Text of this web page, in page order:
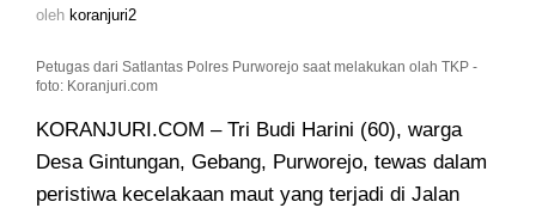
oleh koranjuri2
Petugas dari Satlantas Polres Purworejo saat melakukan olah TKP -
foto: Koranjuri.com
KORANJURI.COM – Tri Budi Harini (60), warga
Desa Gintungan, Gebang, Purworejo, tewas dalam
peristiwa kecelakaan maut yang terjadi di Jalan